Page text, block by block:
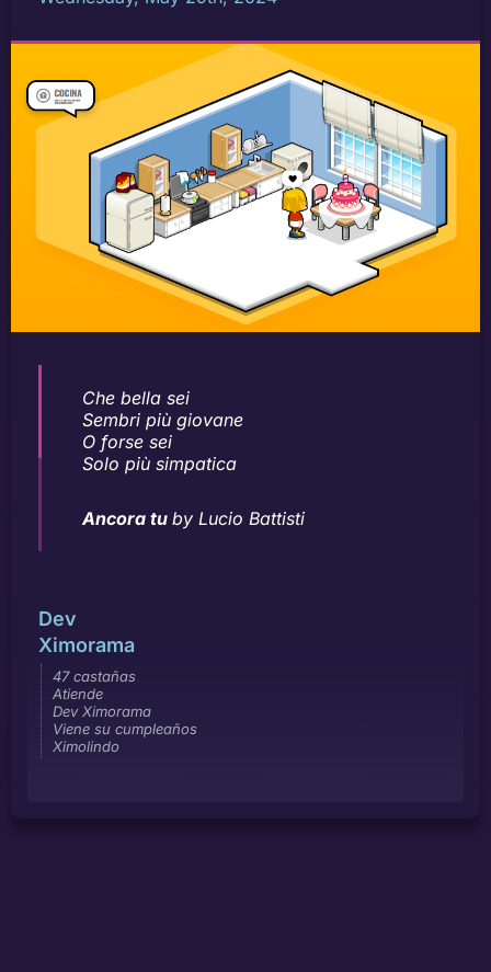
Che bella sei
Sembri più giovane
O forse sei
Solo più simpatica
Ancora tu by Lucio Battisti
Dev
Ximorama
47 castañas
Atiende
Dev Ximorama
Viene su cumpleaños
Ximolindo